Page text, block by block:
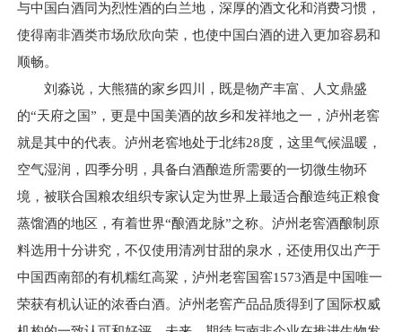
与中国白酒同为烈性酒的白兰地，深厚的酒文化和消费习惯，
使得南非酒类市场欣欣向荣，也使中国白酒的进入更加容易和
顺畅。
刘淼说，大熊猫的家乡四川，既是物产丰富、人文鼎盛
的“天府之国”，更是中国美酒的故乡和发祥地之一，泸州老窖
就是其中的代表。泸州老窖地处于北纬28度，这里气候温暖，
空气湿润，四季分明，具备白酒酿造所需要的一切微生物环
境，被联合国粮农组织专家认定为世界上最适合酿造纯正粮食
蒸馏酒的地区，有着世界“酿酒龙脉”之称。泸州老窖酒酿制原
料选用十分讲究，不仅使用清冽甘甜的泉水，还使用仅出产于
中国西南部的有机糯红高粱，泸州老窖国窖1573酒是中国唯一
荣获有机认证的浓香白酒。泸州老窖产品品质得到了国际权威